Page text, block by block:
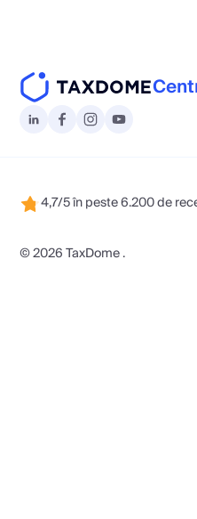
4,7/5 în peste 6.200 de
© 2026 TaxDome .